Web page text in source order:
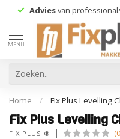
Adviesvan professionals
MENU
Home / Fix Plus Levelling
Fix Plus Levelling
FIX PLUS ®